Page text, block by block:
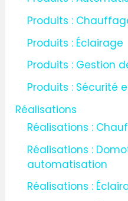
Produits :
Produits : Éclairage
Produits : Gestion
Produits : Sécurité
Réalisations
Réalisations :
Réalisations :
automatisation
Réalisations :